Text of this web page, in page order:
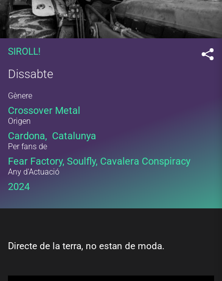
SIROLL!
Dissabte
Gènere
Crossover Metal
Origen
Cardona, Catalunya
Per fans de
Fear Factory, Soulfly, Cavalera Conspiracy
Any d'Actuació
2024
Directe de la terra, no estan de moda.